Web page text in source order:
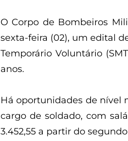
O Corpo de Bombeiros
sexta-feira (02), um edital
Temporário Voluntário
anos.
Há oportunidades de nível
cargo de soldado, com
3.452,55 a partir do